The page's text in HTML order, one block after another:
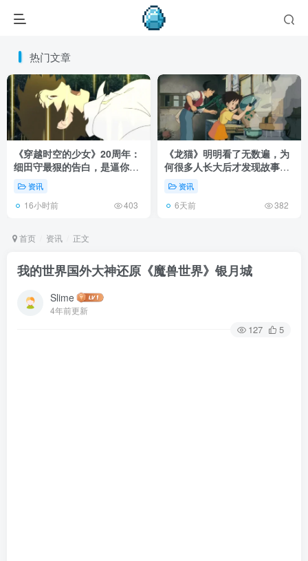
热门文章
《穿越时空的少女》20周年：
细田守最狠的告白，是逼你承
认有些夏天回不去了！
资讯
16小时前 403
《龙猫》明明看了无数遍，为
何很多人长大后才发现故事根
本不在 1988 年！
资讯
6天前 382
首页 资讯 正文
我的世界国外大神还原《魔兽世界》银月城
Slime
4年前更新
127 5